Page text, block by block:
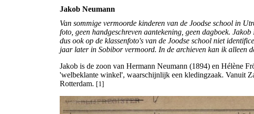
Jakob Neumann
Van sommige vermoorde kinderen van de Joodse school in
foto, geen handgeschreven aantekening, geen dagboek.
dus ook op de klassenfoto's van de Joodse school niet
jaar later in Sobibor vermoord. In de archieven kan ik alleen
Jakob is de zoon van Hermann Neumann (1894) en Hélène
'welbeklante winkel', waarschijnlijk een kledingzaak. Vanuit
Rotterdam. [1]